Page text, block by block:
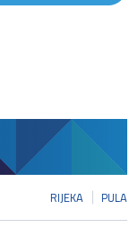
RIJEKA PULA